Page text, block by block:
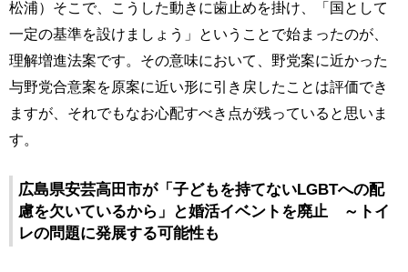
松浦）そこで、こうした動きに歯止めを掛け、「国として
一定の基準を設けましょう」ということで始まったのが、
理解増進法案です。その意味において、野党案に近かった
与野党合意案を原案に近い形に引き戻したことは評価でき
ますが、それでもなお心配すべき点が残っていると思いま
す。
広島県安芸高田市が「子どもを持てないLGBTへの配
慮を欠いているから」と婚活イベントを廃止 ～トイ
レの問題に発展する可能性も